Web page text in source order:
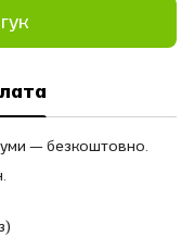
— безкоштовно.